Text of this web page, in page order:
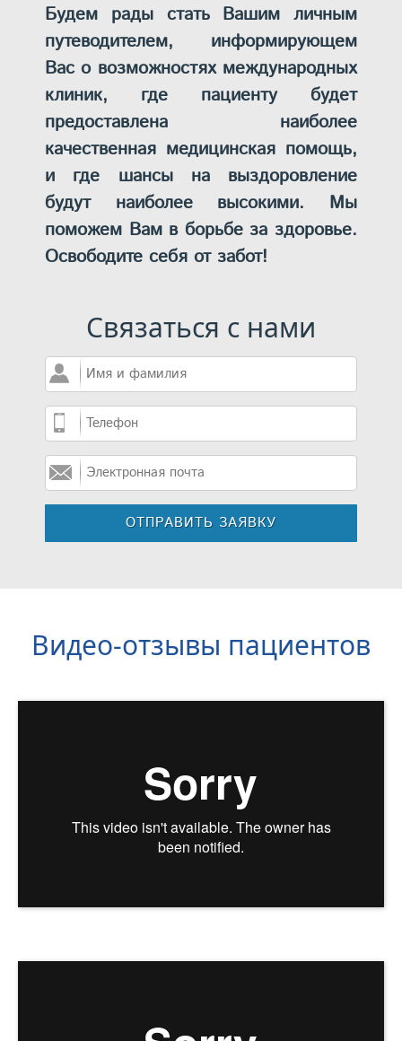
Будем рады стать Вашим личным
путеводителем, информирующем
Вас о возможностях международных
клиник, где пациенту будет
предоставлена наиболее
качественная медицинская помощь,
и где шансы на выздоровление
будут наиболее высокими. Мы
поможем Вам в борьбе за здоровье.
Освободите себя от забот!
Связаться с нами
Видео-отзывы пациентов